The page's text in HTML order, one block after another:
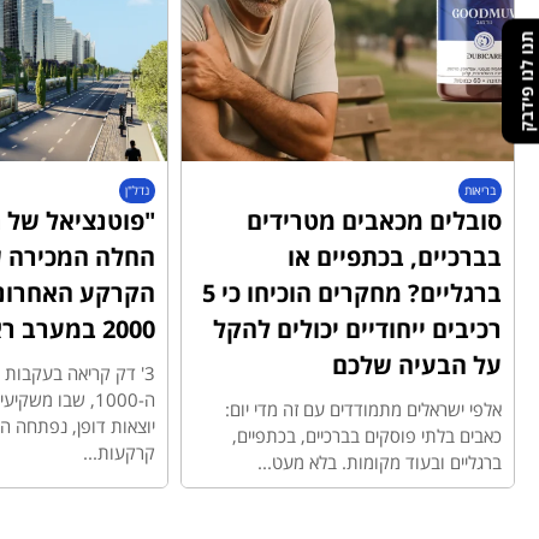
תנו לנו פידבק
בריאות
סובלים מכאבים מטרידים
בברכיים, בכתפיים או
ברגליים? מחקרים הוכיחו כי 5
רכיבים ייחודיים יכולים להקל
על הבעיה שלכם
אלפי ישראלים מתמודדים עם זה מדי יום:
כאבים בלתי פוסקים בברכיים, בכתפיים,
ברגליים ובעוד מקומות. בלא מעט...
נדל"ן
"פוטנציאל של
החלה המכירה
הקרקע
2000 במערב ראשון לציון
3' דק קריאה
ה-1000, שבו
יוצאות דופן,
קרקעות...